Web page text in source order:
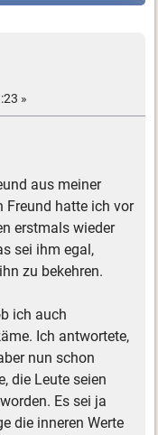
»
aus meiner
Freund hatte ich vor
erstmals wieder
sei ihm egal,
zu bekehren.
ich auch
Ich antwortete,
nun schon
die Leute seien
Es sei ja
die inneren Werte